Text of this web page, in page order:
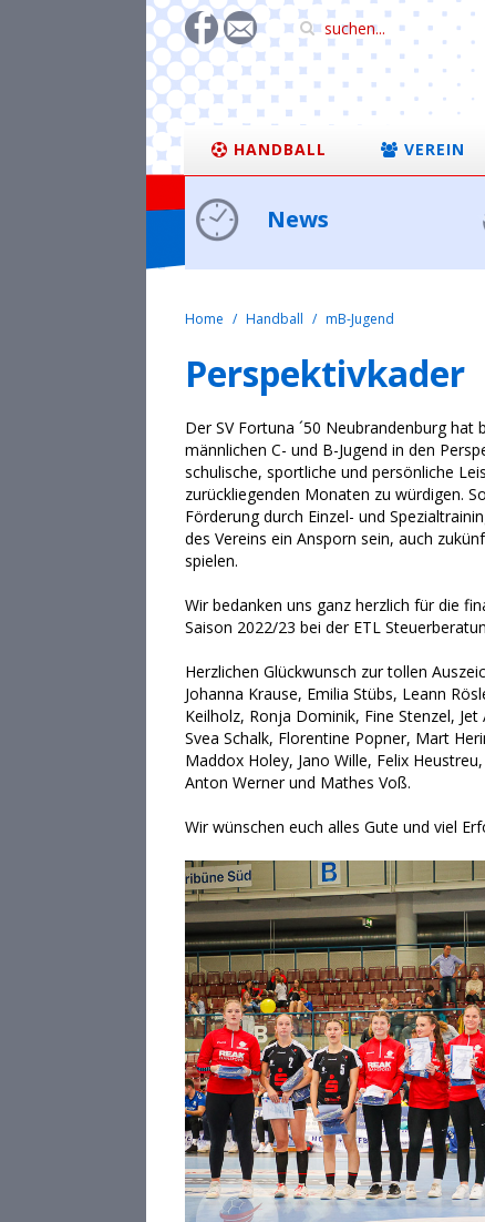
HANDBALL VEREIN
News
Home Handball mB-Jugend
Perspektivkader
Der SV Fortuna ´50 Neubrandenburg
männlichen C- und B-Jugend in den
schulische, sportliche und persönliche
zurückliegenden Monaten zu würdigen.
Förderung durch Einzel- und
des Vereins ein Ansporn sein, auch
spielen.
Wir bedanken uns ganz herzlich für die
Saison 2022/23 bei der ETL
Herzlichen Glückwunsch zur tollen
Johanna Krause, Emilia Stübs, Leann
Keilholz, Ronja Dominik, Fine Stenzel,
Svea Schalk, Florentine Popner, Mart
Maddox Holey, Jano Wille, Felix
Anton Werner und Mathes Voß.
Wir wünschen euch alles Gute und viel